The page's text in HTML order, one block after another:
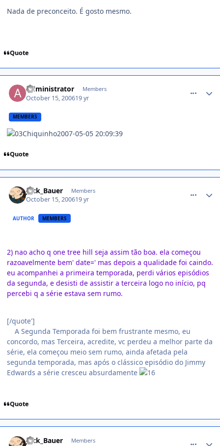
Nada de preconceito. É gosto mesmo.
Quote
Administrator Members
October 15, 200619 yr
MEMBERS
Chiquinho2007-05-05 20:09:39
Quote
Jack_Bauer Members
October 15, 200619 yr
AUTHOR MEMBERS
2) nao acho q one tree hill seja assim tão boa. ela começou
razoavelmente bem' date=' mas depois a qualidade foi caindo.
eu acompanhei a primeira temporada, perdi vários episódios
da segunda, e desisti de assistir a terceira logo no início, pq
percebi q a série estava sem rumo.
[/quote']
A Segunda Temporada foi bem frustrante mesmo, eu
concordo, mas Terceira, acredite, vc perdeu a melhor parte da
série, ela começou meio sem rumo, ainda afetada pela
segunda temporada, mas após o clássico episódio do Jimmy
Edwards a série cresceu absurdamente
Quote
Jack_Bauer Members